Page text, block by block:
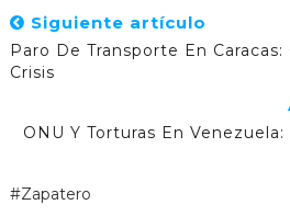
Siguiente artículo
Paro De Transporte En Caracas:
Crisis
ONU Y Torturas En
#Zapatero